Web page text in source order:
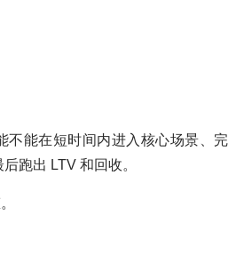
不能在短时间内进入核心场景、完
跑出 LTV 和回收。